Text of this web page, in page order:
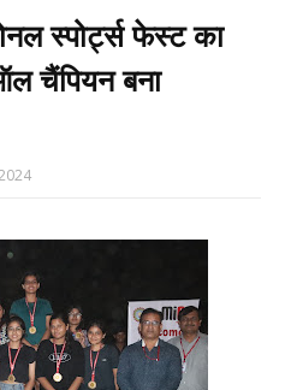
स्पोर्ट्स फेस्ट का
चैंपियन बना